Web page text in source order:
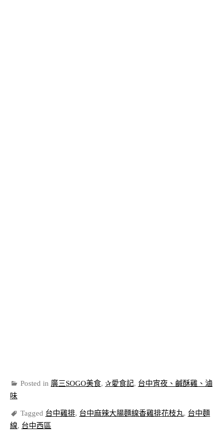
Posted in 廣三SOGO美食, ✰愛食記, 台中宵夜、鹹酥雞、滷
味
Tagged 台中雞排, 台中麻辣大腸麵線香雞排花枝丸, 台中麵
線, 台中西區